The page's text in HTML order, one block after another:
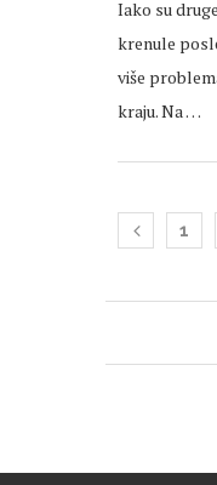
Iako su
krenule
više
kraju. Na …
1